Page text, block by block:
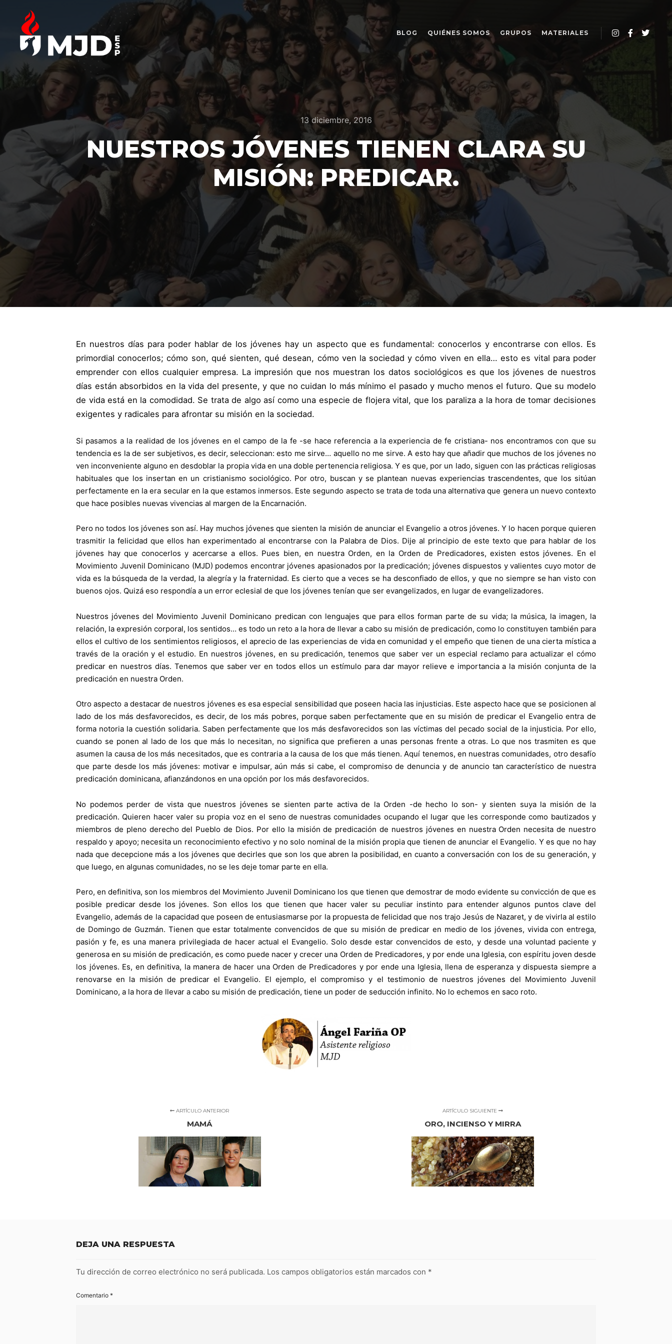
BLOG QUIÉNES SOMOS GRUPOS MATERIALES
13 diciembre, 2016
NUESTROS JÓVENES TIENEN CLARA SU
MISIÓN: PREDICAR.
En nuestros días para poder hablar de los jóvenes hay un aspecto que es fundamental: conocerlos y encontrarse con ellos. Es
primordial conocerlos; cómo son, qué sienten, qué desean, cómo ven la sociedad y cómo viven en ella…esto es vital para poder
emprender con ellos cualquier empresa. La impresión que nos muestran los datos sociológicos es que los jóvenes de nuestros
días están absorbidos en la vida del presente, y que no cuidan lo más mínimo el pasado y mucho menos el futuro. Que su modelo
de vida está en la comodidad. Se trata de algo así como una especie de flojera vital, que los paraliza a la hora de tomar decisiones
exigentes y radicales para afrontar su misión en la sociedad.
Si pasamos a la realidad de los jóvenes en el campo de la fe -se hace referencia a la experiencia de fe cristiana- nos encontramos con que su
tendencia es la de ser subjetivos, es decir, seleccionan: esto me sirve… aquello no me sirve. A esto hay que añadir que muchos de los jóvenes no
ven inconveniente alguno en desdoblar la propia vida en una doble pertenencia religiosa. Y es que, por un lado, siguen con las prácticas religiosas
habituales que los insertan en un cristianismo sociológico. Por otro, buscan y se plantean nuevas experiencias trascendentes, que los sitúan
perfectamente en la era secular en la que estamos inmersos. Este segundo aspecto se trata de toda una alternativa que genera un nuevo contexto
que hace posibles nuevas vivencias al margen de la Encarnación.
Pero no todos los jóvenes son así. Hay muchos jóvenes que sienten la misión de anunciar el Evangelio a otros jóvenes. Y lo hacen porque quieren
trasmitir la felicidad que ellos han experimentado al encontrarse con la Palabra de Dios. Dije al principio de este texto que para hablar de los
jóvenes hay que conocerlos y acercarse a ellos. Pues bien, en nuestra Orden, en la Orden de Predicadores, existen estos jóvenes. En el
Movimiento Juvenil Dominicano (MJD) podemos encontrar jóvenes apasionados por la predicación; jóvenes dispuestos y valientes cuyo motor de
vida es la búsqueda de la verdad, la alegría y la fraternidad. Es cierto que a veces se ha desconfiado de ellos, y que no siempre se han visto con
buenos ojos. Quizá eso respondía a un error eclesial de que los jóvenes tenían que ser evangelizados, en lugar de evangelizadores.
Nuestros jóvenes del Movimiento Juvenil Dominicano predican con lenguajes que para ellos forman parte de su vida; la música, la imagen, la
relación, la expresión corporal, los sentidos… es todo un reto a la hora de llevar a cabo su misión de predicación, como lo constituyen también para
ellos el cultivo de los sentimientos religiosos, el aprecio de las experiencias de vida en comunidad y el empeño que tienen de una cierta mística a
través de la oración y el estudio. En nuestros jóvenes, en su predicación, tenemos que saber ver un especial reclamo para actualizar el cómo
predicar en nuestros días. Tenemos que saber ver en todos ellos un estímulo para dar mayor relieve e importancia a la misión conjunta de la
predicación en nuestra Orden.
Otro aspecto a destacar de nuestros jóvenes es esa especial sensibilidad que poseen hacia las injusticias. Este aspecto hace que se posicionen al
lado de los más desfavorecidos, es decir, de los más pobres, porque saben perfectamente que en su misión de predicar el Evangelio entra de
forma notoria la cuestión solidaria. Saben perfectamente que los más desfavorecidos son las víctimas del pecado social de la injusticia. Por ello,
cuando se ponen al lado de los que más lo necesitan, no significa que prefieren a unas personas frente a otras. Lo que nos trasmiten es que
asumen la causa de los más necesitados, que es contraria a la causa de los que más tienen. Aquí tenemos, en nuestras comunidades, otro desafío
que parte desde los más jóvenes: motivar e impulsar, aún más si cabe, el compromiso de denuncia y de anuncio tan característico de nuestra
predicación dominicana, afianzándonos en una opción por los más desfavorecidos.
No podemos perder de vista que nuestros jóvenes se sienten parte activa de la Orden -de hecho lo son- y sienten suya la misión de la
predicación. Quieren hacer valer su propia voz en el seno de nuestras comunidades ocupando el lugar que les corresponde como bautizados y
miembros de pleno derecho del Pueblo de Dios. Por ello la misión de predicación de nuestros jóvenes en nuestra Orden necesita de nuestro
respaldo y apoyo; necesita un reconocimiento efectivo y no solo nominal de la misión propia que tienen de anunciar el Evangelio. Y es que no hay
nada que decepcione más a los jóvenes que decirles que son los que abren la posibilidad, en cuanto a conversación con los de su generación, y
que luego, en algunas comunidades, no se les deje tomar parte en ella.
Pero, en definitiva, son los miembros del Movimiento Juvenil Dominicano los que tienen que demostrar de modo evidente su convicción de que es
posible predicar desde los jóvenes. Son ellos los que tienen que hacer valer su peculiar instinto para entender algunos puntos clave del
Evangelio, además de la capacidad que poseen de entusiasmarse por la propuesta de felicidad que nos trajo Jesús de Nazaret, y de vivirla al estilo
de Domingo de Guzmán. Tienen que estar totalmente convencidos de que su misión de predicar en medio de los jóvenes, vivida con entrega,
pasión y fe, es una manera privilegiada de hacer actual el Evangelio. Solo desde estar convencidos de esto, y desde una voluntad paciente y
generosa en su misión de predicación, es como puede nacer y crecer una Orden de Predicadores, y por ende una Iglesia, con espíritu joven desde
los jóvenes. Es, en definitiva, la manera de hacer una Orden de Predicadores y por ende una Iglesia, llena de esperanza y dispuesta siempre a
renovarse en la misión de predicar el Evangelio. El ejemplo, el compromiso y el testimonio de nuestros jóvenes del Movimiento Juvenil
Dominicano, a la hora de llevar a cabo su misión de predicación, tiene un poder de seducción infinito. No lo echemos en saco roto.
ARTÍCULO ANTERIOR
MAMÁ
ARTÍCULO SIGUIENTE
ORO, INCIENSO Y MIRRA
DEJA UNA RESPUESTA
Tu dirección de correo electrónico no será publicada. Los campos obligatorios están marcados con *
Comentario *